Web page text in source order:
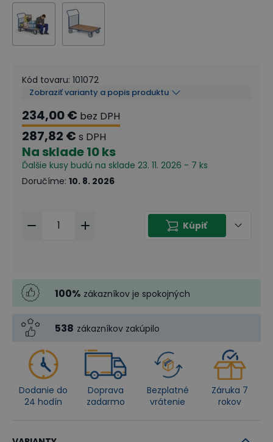
Kód tovaru: 101072
Zobraziť varianty a popis produktu
234,00 € bez DPH
287,82 € s DPH
Na sklade10 ks
Ďalšie kusy budú na sklade 23. 11. 2026 - 7 ks
Doručíme: 10. 8. 2026
Kúpiť
100% zákazníkov je spokojných
538 zákazníkov zakúpilo
Dodanie do
24 hodín
Doprava
zadarmo
Bezplatné
vrátenie
Záruka 7
rokov